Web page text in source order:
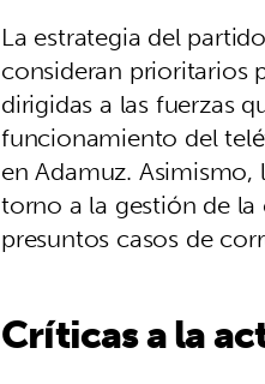
La estrategia del
consideran prioritarios
dirigidas a las fuerzas
funcionamiento del
en Adamuz. Asimismo,
torno a la gestión de
presuntos casos de
Críticas a la